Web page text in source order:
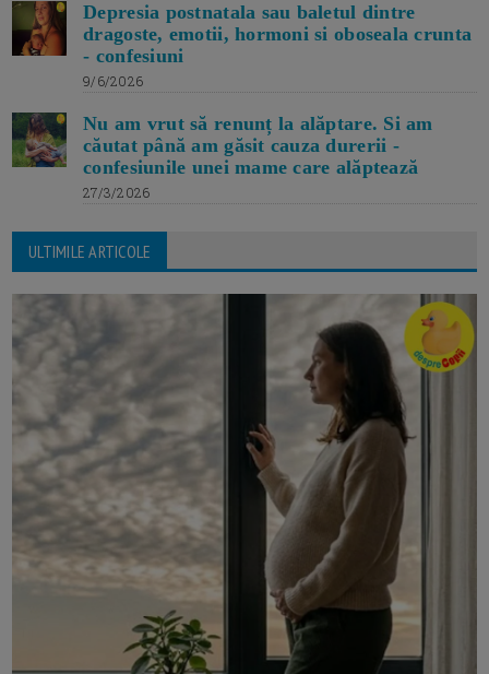
Depresia postnatala sau baletul dintre
dragoste, emotii, hormoni si oboseala crunta
- confesiuni
9/6/2026
Nu am vrut să renunț la alăptare. Si am
căutat până am găsit cauza durerii -
confesiunile unei mame care alăptează
27/3/2026
ULTIMILE ARTICOLE